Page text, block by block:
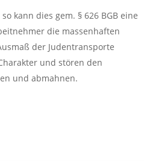
kann dies gem. § 626 BGB eine
die massenhaften
der Judentransporte
und stören den
und abmahnen.